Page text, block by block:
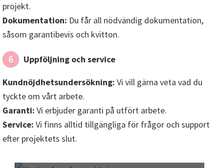
projekt.
Dokumentation: Du får all nödvändig dokumentation,
såsom garantibevis och kvitton.
6 Uppföljning och service
Kundnöjdhetsundersökning: Vi vill gärna veta vad du
tyckte om vårt arbete.
Garanti: Vi erbjuder garanti på utfört arbete.
Service: Vi finns alltid tillgängliga för frågor och support
efter projektets slut.